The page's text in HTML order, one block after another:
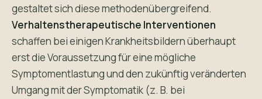
gestaltet sich diese methodenübergreifend.
Verhaltenstherapeutische Interventionen
schaffen bei einigen Krankheitsbildern überhaupt
erst die Voraussetzung für eine mögliche
Symptomentlastung und den zukünftig veränderten
Umgang mit der Symptomatik (z. B. bei